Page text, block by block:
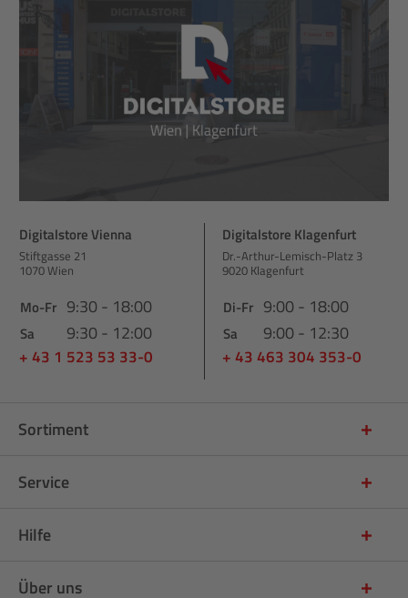
Digitalstore Vienna
Stiftgasse 21
1070 Wien
Mo-Fr 9:30 - 18:00
Sa 9:30 - 12:00
+ 43 1 523 53 33-0
Digitalstore Klagenfurt
Dr.-Arthur-Lemisch-Platz 3
9020 Klagenfurt
Di-Fr 9:00 - 18:00
Sa 9:00 - 12:30
+ 43 463 304 353-0
Sortiment
Service
Hilfe
Über uns